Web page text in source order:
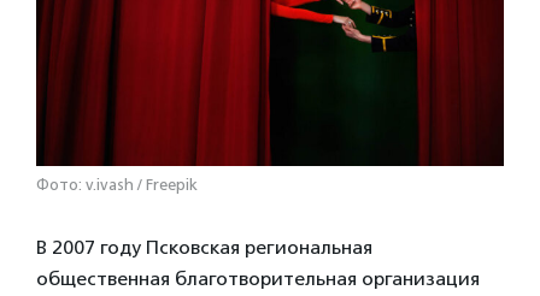
Фото: v.ivash / Freepik
В 2007 году Псковская региональная
общественная благотворительная организация